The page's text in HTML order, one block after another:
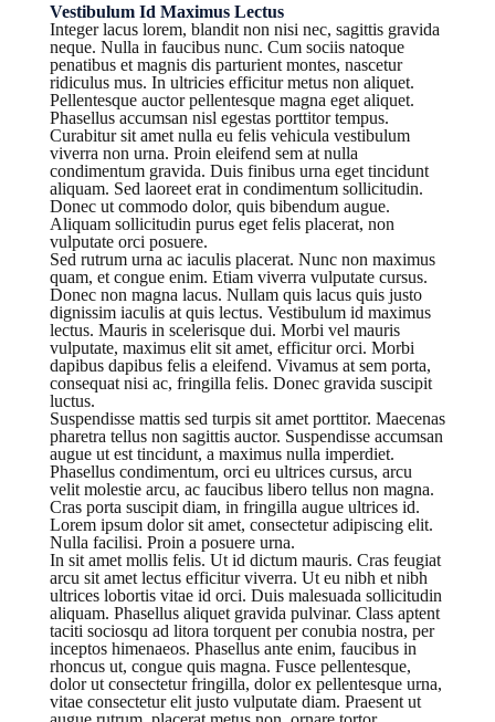
Vestibulum Id Maximus Lectus
Integer lacus lorem, blandit non nisi nec, sagittis gravida
neque. Nulla in faucibus nunc. Cum sociis natoque
penatibus et magnis dis parturient montes, nascetur
ridiculus mus. In ultricies efficitur metus non aliquet.
Pellentesque auctor pellentesque magna eget aliquet.
Phasellus accumsan nisl egestas porttitor tempus.
Curabitur sit amet nulla eu felis vehicula vestibulum
viverra non urna. Proin eleifend sem at nulla
condimentum gravida. Duis finibus urna eget tincidunt
aliquam. Sed laoreet erat in condimentum sollicitudin.
Donec ut commodo dolor, quis bibendum augue.
Aliquam sollicitudin purus eget felis placerat, non
vulputate orci posuere.
Sed rutrum urna ac iaculis placerat. Nunc non maximus
quam, et congue enim. Etiam viverra vulputate cursus.
Donec non magna lacus. Nullam quis lacus quis justo
dignissim iaculis at quis lectus. Vestibulum id maximus
lectus. Mauris in scelerisque dui. Morbi vel mauris
vulputate, maximus elit sit amet, efficitur orci. Morbi
dapibus dapibus felis a eleifend. Vivamus at sem porta,
consequat nisi ac, fringilla felis. Donec gravida suscipit
luctus.
Suspendisse mattis sed turpis sit amet porttitor. Maecenas
pharetra tellus non sagittis auctor. Suspendisse accumsan
augue ut est tincidunt, a maximus nulla imperdiet.
Phasellus condimentum, orci eu ultrices cursus, arcu
velit molestie arcu, ac faucibus libero tellus non magna.
Cras porta suscipit diam, in fringilla augue ultrices id.
Lorem ipsum dolor sit amet, consectetur adipiscing elit.
Nulla facilisi. Proin a posuere urna.
In sit amet mollis felis. Ut id dictum mauris. Cras feugiat
arcu sit amet lectus efficitur viverra. Ut eu nibh et nibh
ultrices lobortis vitae id orci. Duis malesuada sollicitudin
aliquam. Phasellus aliquet gravida pulvinar. Class aptent
taciti sociosqu ad litora torquent per conubia nostra, per
inceptos himenaeos. Phasellus ante enim, faucibus in
rhoncus ut, congue quis magna. Fusce pellentesque,
dolor ut consectetur fringilla, dolor ex pellentesque urna,
vitae consectetur elit justo vulputate diam. Praesent ut